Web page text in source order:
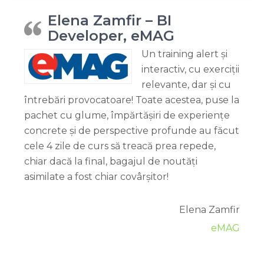
Elena Zamfir – BI
Developer, eMAG
Un training alert și
interactiv, cu exerciții
relevante, dar și cu
întrebări provocatoare! Toate acestea, puse la
pachet cu glume, împărtășiri de experiențe
concrete și de perspective profunde au făcut
cele 4 zile de curs să treacă prea repede,
chiar dacă la final, bagajul de noutăți
asimilate a fost chiar covârșitor!
Elena Zamfir
eMAG